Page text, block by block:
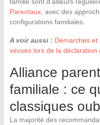
Parentaux, avec des
configurations familiales.
A voir aussi : Démarches et
veuves lors de la déclaration
Alliance
familiale : ce
classiques
La majorité des